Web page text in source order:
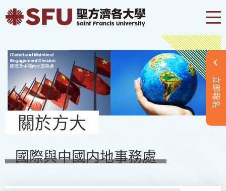
立即報名
關於方大
國際與中國内地事務處